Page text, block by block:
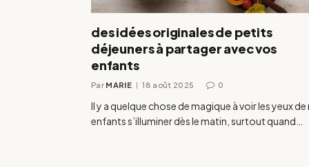
des idées originales de petits
déjeuners à partager avec vos
enfants
Par MARIE 18 août 2025 0
Il y a quelque chose de magique à voir les yeux de
enfants s’illuminer dès le matin, surtout quand…